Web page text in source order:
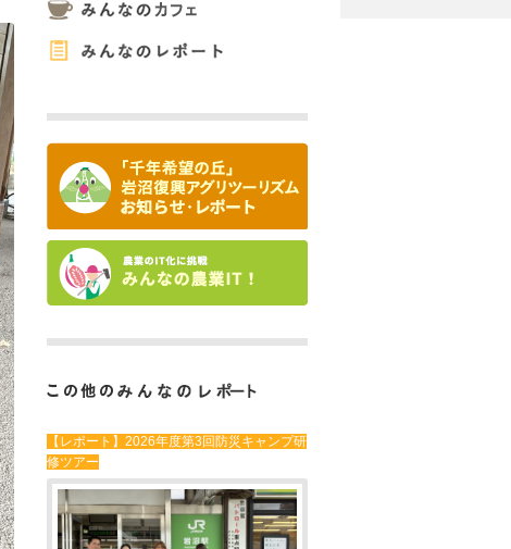
【レポート】2026年度第3回防災キャンプ研
修ツアー